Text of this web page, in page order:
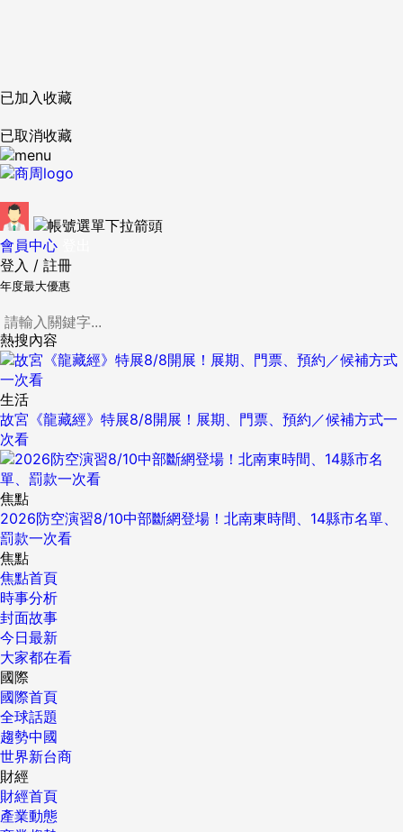
已加入收藏
已取消收藏
會員中心
登入 / 註冊
年度最大優惠
熱搜內容
生活
故宮《龍藏經》特展8/8開展！展期、門票、預約／候補方式一
次看
焦點
2026防空演習8/10中部斷網登場！北南東時間、14縣市名單、
罰款一次看
焦點
焦點首頁
時事分析
封面故事
今日最新
大家都在看
國際
國際首頁
全球話題
趨勢中國
世界新台商
財經
財經首頁
產業動態